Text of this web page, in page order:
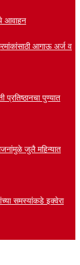
आवाहन
आगाऊ अर्ज व
प्रतिष्ठानचा पुण्यात
जुलै महिन्यात
समस्यांकडे इक्वेरा